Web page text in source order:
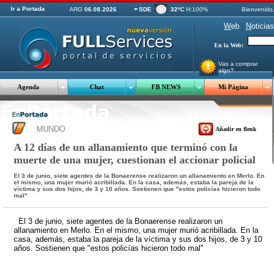
Ir a Portada ARG 06.08.2026 SDE 32ºC H:100% Bienvenido,
Web Noticias
En la Web:
Vas a comprar
algo?
Agenda Chat FB NEWS Mi Página
MUNDO Añadir en flenk
A 12 días de un allanamiento que terminó con la
muerte de una mujer, cuestionan el accionar policial
El 3 de junio, siete agentes de la Bonaerense realizaron un allanamiento en Merlo. En
el mismo, una mujer murió acribillada. En la casa, además, estaba la pareja de la
víctima y sus dos hijos, de 3 y 10 años. Sostienen que "estos policías hicieron todo
mal"
El 3 de junio, siete agentes de la Bonaerense realizaron un
allanamiento en Merlo. En el mismo, una mujer murió acribillada. En la
casa, además, estaba la pareja de la víctima y sus dos hijos, de 3 y 10
años. Sostienen que "estos policías hicieron todo mal"